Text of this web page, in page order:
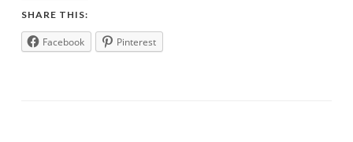
SHARE THIS:
Facebook Pinterest